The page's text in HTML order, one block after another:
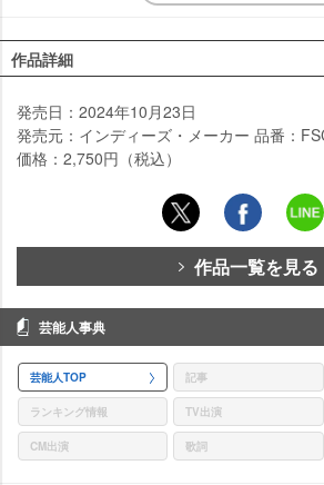
作品詳細
発売日：2024年10月23日
発売元：インディーズ・メーカー 品番：
価格：2,750円（税込）
作品一覧を見る
芸能人事典
芸能人TOP 記事
ランキング情報 TV出演
CM出演 歌詞